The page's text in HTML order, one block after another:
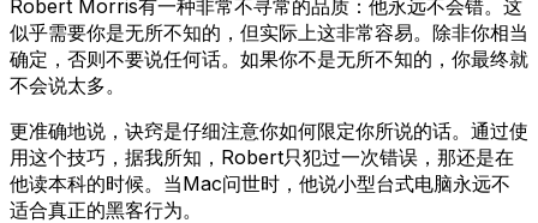
Robert Morris有一种非常不寻常的品质：他永远不会错。这
似乎需要你是无所不知的，但实际上这非常容易。除非你相当
确定，否则不要说任何话。如果你不是无所不知的，你最终就
不会说太多。
更准确地说，诀窍是仔细注意你如何限定你所说的话。通过使
用这个技巧，据我所知，Robert只犯过一次错误，那还是在
他读本科的时候。当Mac问世时，他说小型台式电脑永远不
适合真正的黑客行为。